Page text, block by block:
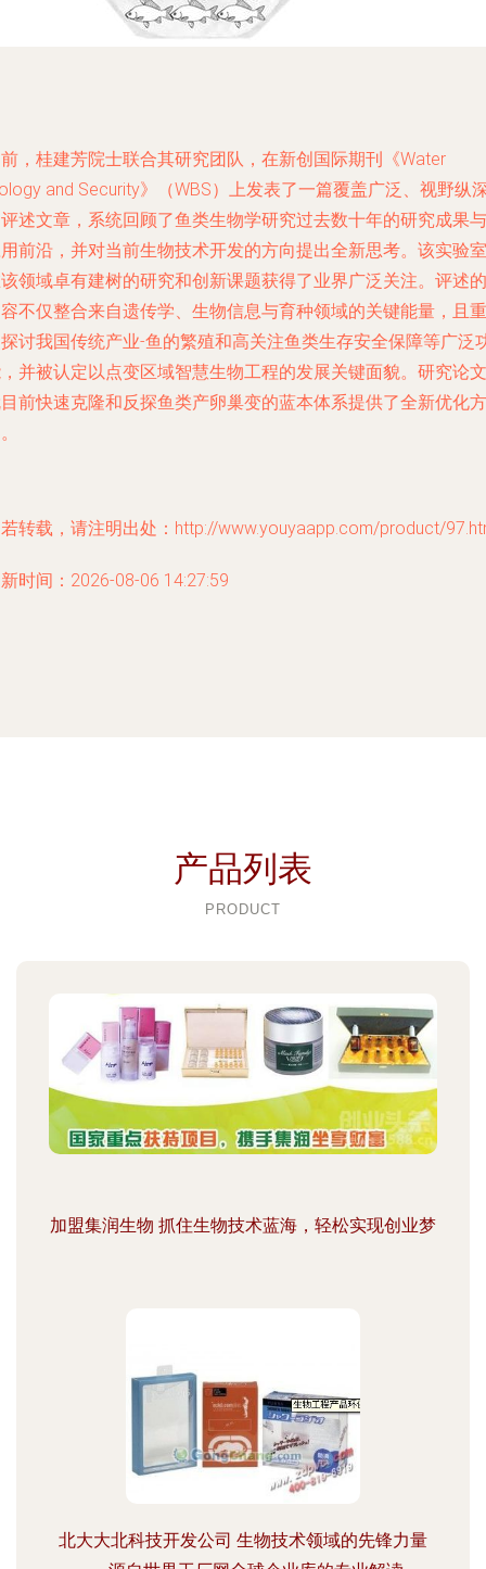
，桂建芳院士联合其研究团队，在新创国际期刊《Water
and Security》（WBS）上发表了一篇覆盖广泛、视野纵
述文章，系统回顾了鱼类生物学研究过去数十年的研究成果与
前沿，并对当前生物技术开发的方向提出全新思考。该实验室
领域卓有建树的研究和创新课题获得了业界广泛关注。评述的
不仅整合来自遗传学、生物信息与育种领域的关键能量，且重
讨我国传统产业-鱼的繁殖和高关注鱼类生存安全保障等广泛
并被认定以点变区域智慧生物工程的发展关键面貌。研究论文
前快速克隆和反探鱼类产卵巢变的蓝本体系提供了全新优化方
转载，请注明出处：http://www.youyaapp.com/product/
时间：2026-08-06 14:27:59
产品列表
PRODUCT
加盟集润生物 抓住生物技术蓝海，轻松实现创业梦
北大大北科技开发公司 生物技术领域的先锋力量